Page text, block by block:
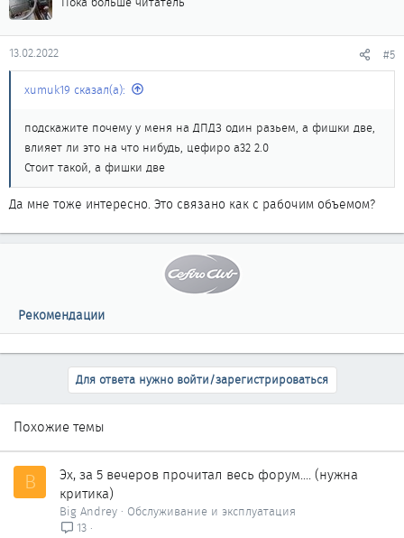
13.02.2022 #5
xumuk19 сказал(а):
подскажите почему у меня на ДПДЗ один разьем, а фишки две,
влияет ли это на что нибудь, цефиро а32 2.0
Стоит такой, а фишки две
Да мне тоже интересно. Это связано как с рабочим объемом?
Рекомендации
Для ответа нужно войти/зарегистрироваться
Похожие темы
B
Эх, за 5 вечеров прочитал весь форум.... (нужна
критика)
Big Andrey
Обслуживание и эксплуатация
13